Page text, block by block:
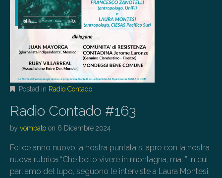
Posted in Radio Contado
Radio Contado #163
by vombato on 6 Dicembre 2024
Felice anno nuovo la nostra puntata si apre con la nostra
nuova rubrica “Che bello vivere in montagna, ma…” in cui
parliamo del lupo, seguono le interviste a Laura Montesi,